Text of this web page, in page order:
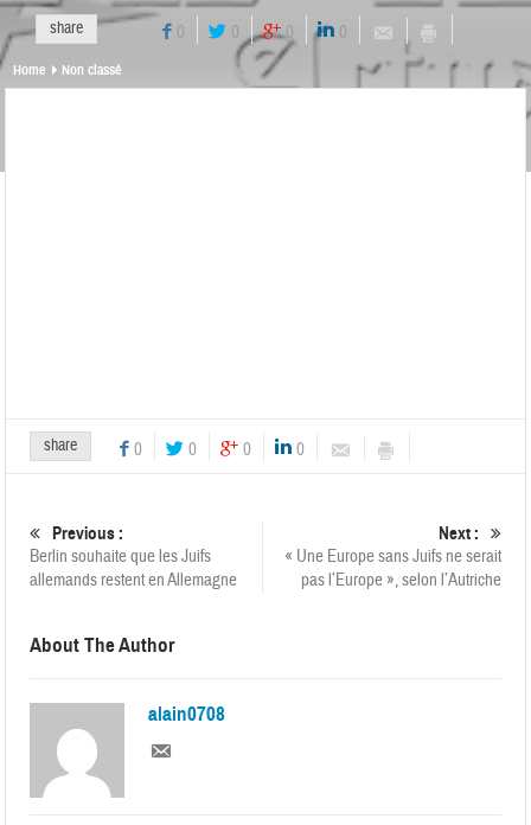
share 0 0 0 0
Home Non classé
share 0 0 0 0
Previous :
Berlin souhaite que les Juifs
allemands restent en Allemagne
Next :
« Une Europe sans Juifs ne serait
pas l’Europe », selon l’Autriche
About The Author
alain0708